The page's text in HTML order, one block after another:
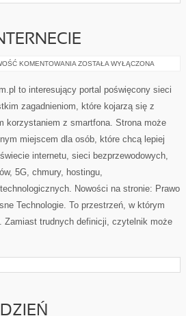
KOMENTOWANIA PRAWO
INTERNECIE
ZOSTAŁA WYŁĄCZONA
to interesujący portal poświęcony sieci
zagadnieniom, które kojarzą się z
korzystaniem z smartfona. Strona może
miejscem dla osób, które chcą lepiej
internetu, sieci bezprzewodowych,
5G, chmury, hostingu,
Nowości na stronie: Prawo
Technologie. To przestrzeń, w którym
Zamiast trudnych definicji, czytelnik może